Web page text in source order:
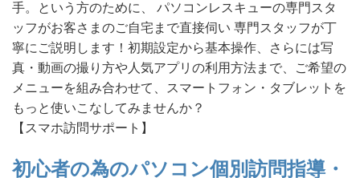
手。という方のために、 パソコンレスキューの専門スタ
ッフがお客さまのご自宅まで直接伺い 専門スタッフが丁
寧にご説明します！初期設定から基本操作、さらには写
真・動画の撮り方や人気アプリの利用方法まで、ご希望の
メニューを組み合わせて、スマートフォン・タブレットを
もっと使いこなしてみませんか？
【スマホ訪問サポート】
初心者の為のパソコン個別訪問指導・